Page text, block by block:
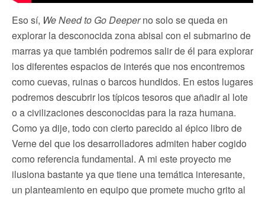
Eso sí, We Need to Go Deeperno solo se queda en
explorar la desconocida zona abisal con el submarino de
marras ya que también podremos salir de él para explorar
los diferentes espacios de interés que nos encontremos
como cuevas, ruinas o barcos hundidos. En estos lugares
podremos descubrir los típicos tesoros que añadir al lote
o a civilizaciones desconocidas para la raza humana.
Como ya dije, todo con cierto parecido al épico libro de
Verne del que los desarrolladores admiten haber cogido
como referencia fundamental. A mi este proyecto me
ilusiona bastante ya que tiene una temática interesante,
un planteamiento en equipo que promete mucho grito al